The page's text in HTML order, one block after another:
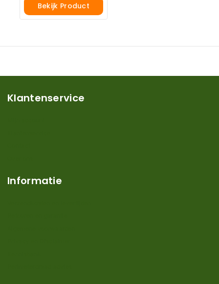
Bekijk Product
Klantenservice
Informatie